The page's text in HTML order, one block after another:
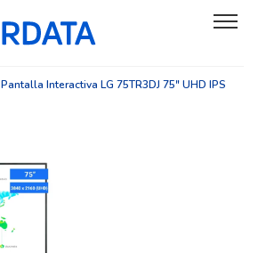
Pantalla Interactiva LG 75TR3DJ 75" UHD IPS